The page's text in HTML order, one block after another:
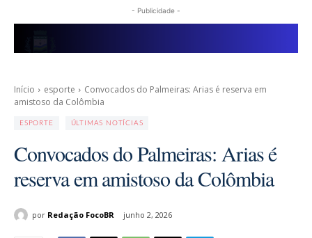
- Publicidade -
Início esporte
Convocados do Palmeiras: Arias é reserva em
amistoso da Colômbia
ESPORTE ÚLTIMAS NOTÍCIAS
Convocados do Palmeiras: Arias é
reserva em amistoso da Colômbia
por Redação FocoBR junho 2, 2026